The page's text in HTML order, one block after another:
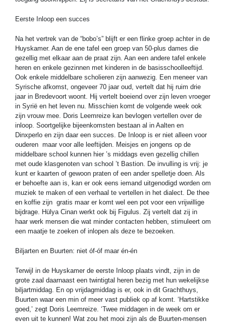
Eerste Inloop een succes
Na het vertrek van de “bobo’s” blijft er een flinke groep achter in de
Huyskamer. Aan de ene tafel een groep van 50-plus dames die
gezellig met elkaar aan de praat zijn. Aan een andere tafel enkele
heren en enkele gezinnen met kinderen in de basisschoolleeftijd.
Ook enkele middelbare scholieren zijn aanwezig. Een meneer van
Syrische afkomst, ongeveer 70 jaar oud, vertelt dat hij ruim drie
jaar in Bredevoort woont. Hij vertelt boeiend over zijn leven vroeger
in Syrië en het leven nu. Misschien komt de volgende week ook
zijn vrouw mee. Doris Leemreize kan bevlogen vertellen over de
inloop. Soortgelijke bijeenkomsten bestaan al in Aalten en
Dinxperlo en zijn daar een succes. De Inloop is er niet alleen voor
ouderen maar voor alle leeftijden. Meisjes en jongens op de
middelbare school kunnen hier ’s middags even gezellig chillen
met oude klasgenoten van school ’t Bastion. De invulling is vrij: je
kunt er kaarten of gewoon praten of een ander spelletje doen. Als
er behoefte aan is, kan er ook eens iemand uitgenodigd worden om
muziek te maken of een verhaal te vertellen in het dialect. De thee
en koffie zijn gratis maar er komt wel een pot voor een vrijwillige
bijdrage. Hülya Cinan werkt ook bij Figulus. Zij vertelt dat zij in
haar werk mensen die wat minder contacten hebben, stimuleert om
een maatje te zoeken of inlopen als deze te bezoeken.
Biljarten en Buurten: niet óf-óf maar én-én
Terwijl in de Huyskamer de eerste Inloop plaats vindt, zijn in de
grote zaal daarnaast een twintigtal heren bezig met hun wekelijkse
biljartmiddag. En op vrijdagmiddag is er, ook in dit Grachthuys,
Buurten waar een min of meer vast publiek op af komt. ‘Hartstikke
goed,’ zegt Doris Leemreize. ‘Twee middagen in de week om er
even uit te kunnen! Wat zou het mooi zijn als de Buurten-mensen